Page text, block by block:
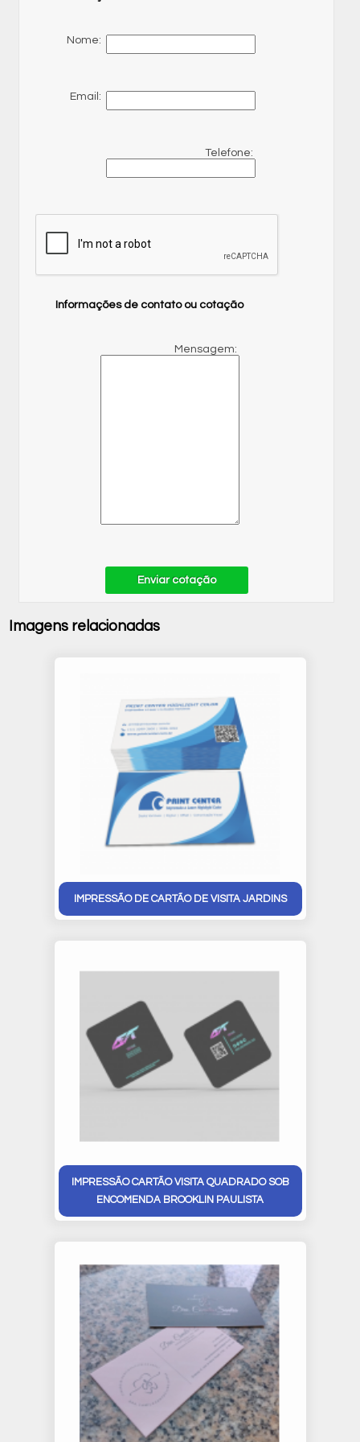
Nome:
Email:
Telefone:
Informações de contato ou cotação
Mensagem:
Enviar cotação
Imagens relacionadas
IMPRESSÃO DE CARTÃO DE VISITA JARDINS
IMPRESSÃO CARTÃO VISITA QUADRADO SOB
ENCOMENDA BROOKLIN PAULISTA